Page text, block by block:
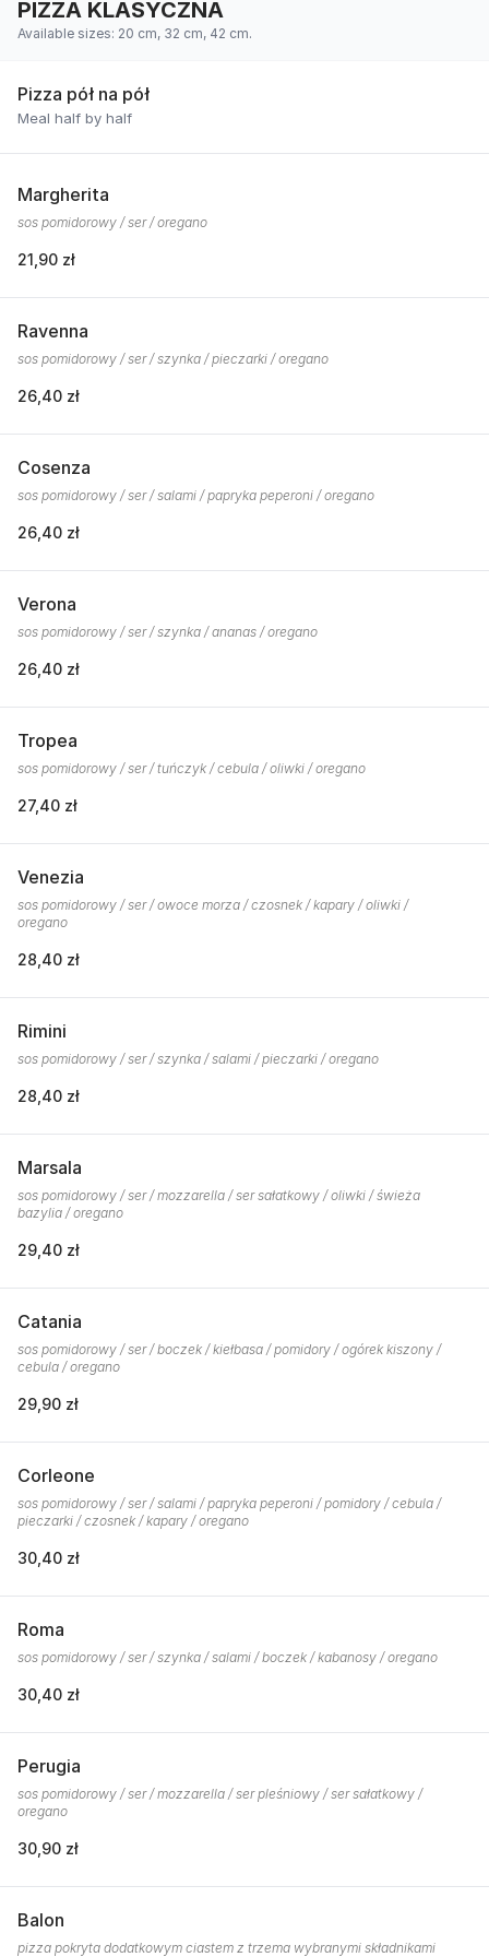
PIZZA KLASYCZNA
Available sizes: 20 cm, 32 cm, 42 cm.
Pizza pół na pół
Meal half by half
Margherita
sos pomidorowy / ser / oregano
21,90 zł
Ravenna
sos pomidorowy / ser / szynka / pieczarki / oregano
26,40 zł
Cosenza
sos pomidorowy / ser / salami / papryka peperoni / oregano
26,40 zł
Verona
sos pomidorowy / ser / szynka / ananas / oregano
26,40 zł
Tropea
sos pomidorowy / ser / tuńczyk / cebula / oliwki / oregano
27,40 zł
Venezia
sos pomidorowy / ser / owoce morza / czosnek / kapary / oliwki /
oregano
28,40 zł
Rimini
sos pomidorowy / ser / szynka / salami / pieczarki / oregano
28,40 zł
Marsala
sos pomidorowy / ser / mozzarella / ser sałatkowy / oliwki / świeża
bazylia / oregano
29,40 zł
Catania
sos pomidorowy / ser / boczek / kiełbasa / pomidory / ogórek kiszony /
cebula / oregano
29,90 zł
Corleone
sos pomidorowy / ser / salami / papryka peperoni / pomidory / cebula /
pieczarki / czosnek / kapary / oregano
30,40 zł
Roma
sos pomidorowy / ser / szynka / salami / boczek / kabanosy / oregano
30,40 zł
Perugia
sos pomidorowy / ser / mozzarella / ser pleśniowy / ser sałatkowy /
oregano
30,90 zł
Balon
pizza pokryta dodatkowym ciastem z trzema wybranymi składnikami